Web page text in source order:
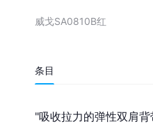
威戈SA0810B红
条目
"吸收拉力的弹性双肩背